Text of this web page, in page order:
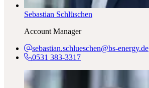
Sebastian Schlüschen
Account Manager
sebastian.schlueschen@bs-energy.de
0531 383-3317